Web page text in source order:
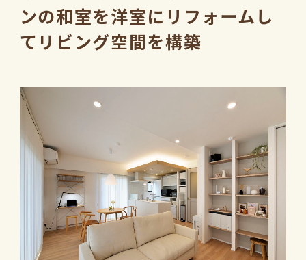
ンの和室を洋室にリフォームし
てリビング空間を構築